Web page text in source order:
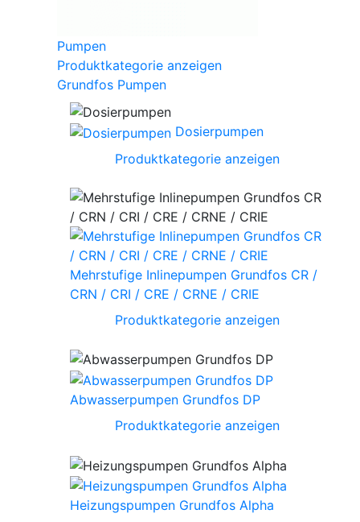
Pumpen
Produktkategorie anzeigen
Grundfos Pumpen
Dosierpumpen
Produktkategorie anzeigen
Mehrstufige Inlinepumpen Grundfos CR /
CRN / CRI / CRE / CRNE / CRIE
Produktkategorie anzeigen
Abwasserpumpen Grundfos DP
Produktkategorie anzeigen
Heizungspumpen Grundfos Alpha